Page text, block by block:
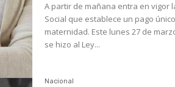
A partir de mañana entra en vigor
Social que establece un pago
maternidad. Este lunes 27 de
se hizo al Ley...
Nacional